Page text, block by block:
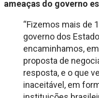
ameaças do governo
“Fizemos mais de
governo dos
encaminhamos,
proposta de
resposta, e o que
inaceitável, em